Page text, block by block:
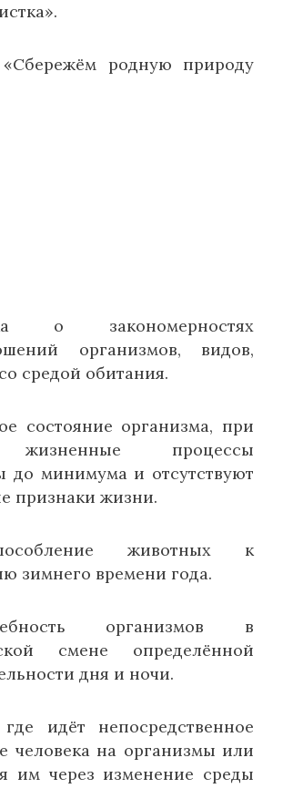
«Сбережём родную природу
о закономерностях
организмов, видов,
средой обитания.
состояние организма, при
жизненные процессы
до минимума и отсутствуют
признаки жизни.
животных к
зимнего времени года.
организмов в
смене определённой
дня и ночи.
идёт непосредственное
человека на организмы или
им через изменение среды